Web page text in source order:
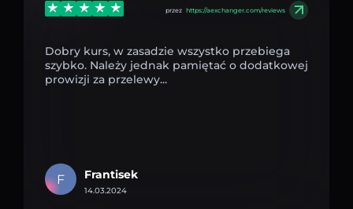
przez https://aexchanger.com/reviews
Dobry kurs, w zasadzie wszystko przebiega
szybko. Należy jednak pamiętać o dodatkowej
prowizji za przelewy...
F Frantisek
14.03.2024